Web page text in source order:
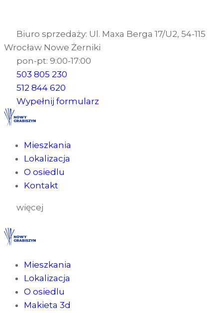
Biuro sprzedaży: Ul. Maxa Berga 17/U2, 54-115
Wrocław Nowe Żerniki
pon-pt: 9:00-17:00
503 805 230
512 844 620
Wypełnij formularz
Mieszkania
Lokalizacja
O osiedlu
Kontakt
więcej
Mieszkania
Lokalizacja
O osiedlu
Makieta 3d